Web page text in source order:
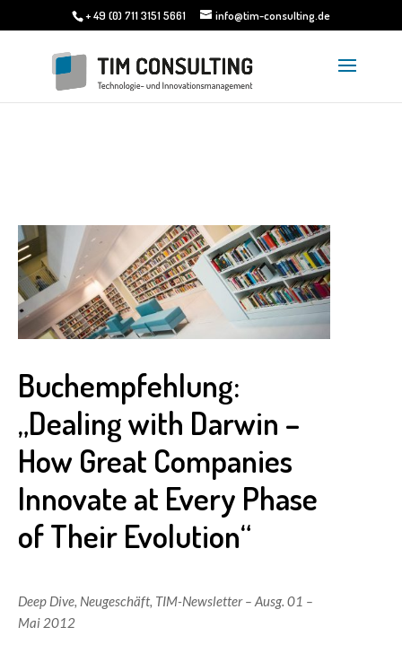
+ 49 (0) 711 3151 5661 info@tim-consulting.de
Buchempfehlung:
„Dealing with Darwin –
How Great Companies
Innovate at Every Phase
of Their Evolution“
Deep Dive, Neugeschäft, TIM-Newsletter – Ausg. 01 –
Mai 2012